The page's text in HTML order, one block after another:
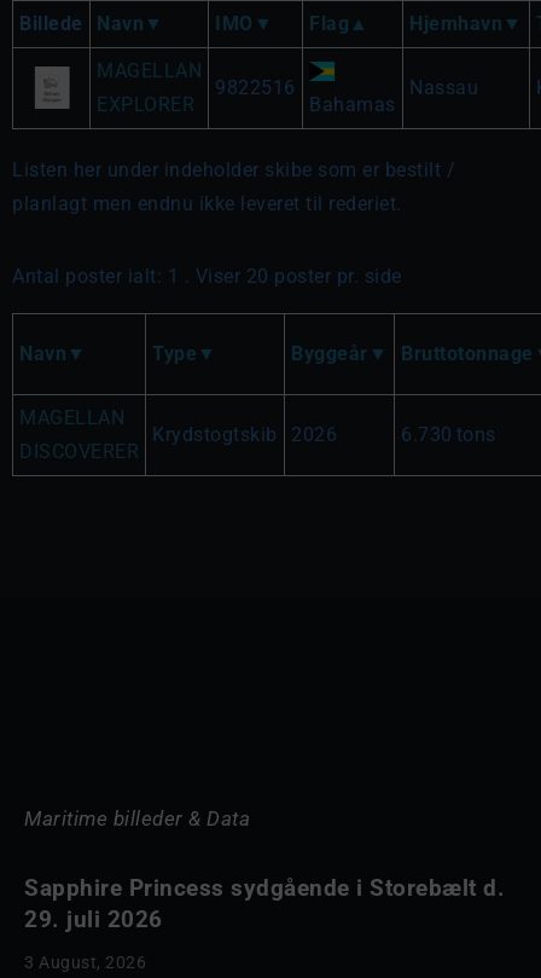
Billede Navn IMO Flag Hjemhavn
MAGELLAN
EXPLORER
9822516
Bahamas
Nassau
Listen her under indeholder skibe som er bestilt /
planlagt men endnu ikke leveret til rederiet.
Antal poster ialt: 1 . Viser 20 poster pr. side
Navn Type Byggeår Bruttotonnage
MAGELLAN
DISCOVERER
Krydstogtskib 2026 6.730 tons
Maritime billeder & Data
Sapphire Princess sydgående i Storebælt d.
29. juli 2026
3 August, 2026